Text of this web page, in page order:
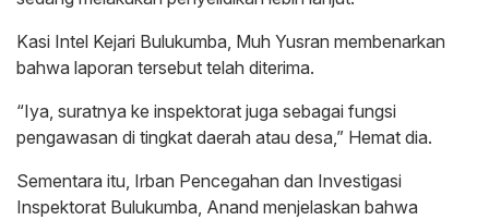
Kasi Intel Kejari Bulukumba, Muh Yusran membenarkan
bahwa laporan tersebut telah diterima.
“Iya, suratnya ke inspektorat juga sebagai fungsi
pengawasan di tingkat daerah atau desa,” Hemat dia.
Sementara itu, Irban Pencegahan dan Investigasi
Inspektorat Bulukumba, Anand menjelaskan bahwa